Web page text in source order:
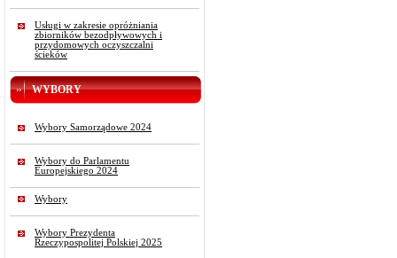
Usługi w zakresie opróżniania
zbiorników bezodpływowych i
przydomowych oczyszczalni
ścieków
WYBORY
Wybory Samorządowe 2024
Wybory do Parlamentu
Europejskiego 2024
Wybory
Wybory Prezydenta
Rzeczypospolitej Polskiej 2025